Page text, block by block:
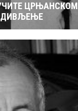
ЦРЊАНСКОМ
ДИВЉЕЊЕ